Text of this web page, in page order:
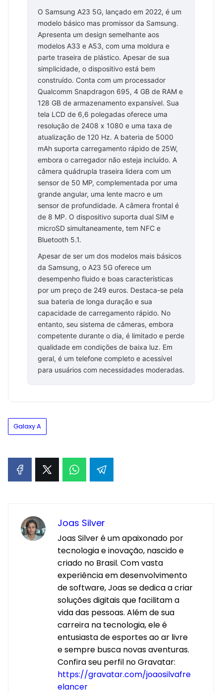
O Samsung A23 5G, lançado em 2022, é um
modelo básico mas promissor da Samsung.
Apresenta um design semelhante aos
modelos A33 e A53, com uma moldura e
parte traseira de plástico. Apesar de sua
simplicidade, o dispositivo está bem
construído. Conta com um processador
Qualcomm Snapdragon 695, 4 GB de RAM e
128 GB de armazenamento expansível. Sua
tela LCD de 6,6 polegadas oferece uma
resolução de 2408 x 1080 e uma taxa de
atualização de 120 Hz. A bateria de 5000
mAh suporta carregamento rápido de 25W,
embora o carregador não esteja incluído. A
câmera quádrupla traseira lidera com um
sensor de 50 MP, complementada por uma
grande angular, uma lente macro e um
sensor de profundidade. A câmera frontal é
de 8 MP. O dispositivo suporta dual SIM e
microSD simultaneamente, tem NFC e
Bluetooth 5.1.
Apesar de ser um dos modelos mais básicos
da Samsung, o A23 5G oferece um
desempenho fluido e boas características
por um preço de 249 euros. Destaca-se pela
sua bateria de longa duração e sua
capacidade de carregamento rápido. No
entanto, seu sistema de câmeras, embora
competente durante o dia, é limitado e perde
qualidade em condições de baixa luz. Em
geral, é um telefone completo e acessível
para usuários com necessidades moderadas.
Galaxy A
Joas Silver
Joas Silver é um apaixonado por
tecnologia e inovação, nascido e
criado no Brasil. Com vasta
experiência em desenvolvimento
de software, Joas se dedica a criar
soluções digitais que facilitam a
vida das pessoas. Além de sua
carreira na tecnologia, ele é
entusiasta de esportes ao ar livre
e sempre busca novas aventuras.
Confira seu perfil no Gravatar:
https://gravatar.com/joaosilvafre
elancer